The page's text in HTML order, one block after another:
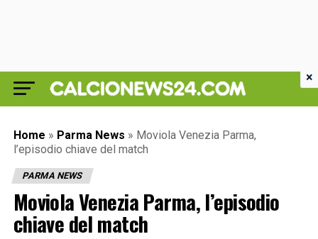
Home » Parma News » Moviola Venezia Parma,
l’episodio chiave del match
PARMA NEWS
Moviola Venezia Parma, l’episodio
chiave del match
×